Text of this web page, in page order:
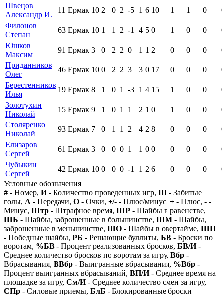
Швецов
Александр И.
11 Ермак 10 2 0 2 -5 1 6 10 1 1 0
Филонов
Степан
63 Ермак 10 1 1 2 -1 4 5 0 1 0 0
Юшков
Максим
91 Ермак 3 0 2 2 0 1 1 2 0 0 0
Приданников
Олег
46 Ермак 10 0 2 2 3 3 0 17 0 0 0
Берестенников
Илья
19 Ермак 8 1 0 1 -3 1 4 15 1 0 0
Золотухин
Николай
15 Ермак 9 1 0 1 1 2 1 0 1 0 0
Столяренко
Николай
93 Ермак 7 0 1 1 2 4 2 8 0 0 0
Елизаров
Сергей
61 Ермак 3 0 0 0 1 1 0 0 0 0 0
Чубыкин
Сергей
42 Ермак 10 0 0 0 -1 1 2 6 0 0 0
Условные обозначения
# - Номер, И- Количество проведенных игр, Ш - Забитые
голы, А - Передачи, О - Очки, +/- - Плюс/минус, + - Плюс, - -
Минус, Штр - Штрафное время, ШР - Шайбы в равенстве,
ШБ - Шайбы, заброшенные в большинстве, ШМ - Шайбы,
заброшенные в меньшинстве, ШО - Шайбы в овертайме, ШП
- Победные шайбы, РБ - Решающие буллиты, БВ - Броски по
воротам, %БВ - Процент реализованных бросков, БВ/И-
Среднее количество бросков по воротам за игру, Вбр -
Вбрасывания, ВВбр - Выигранные вбрасывания, %Вбр -
Процент выигранных вбрасываний, ВП/И- Среднее время на
площадке за игру, См/И- Среднее количество смен за игру,
СПр - Силовые приемы, БлБ - Блокированные броски